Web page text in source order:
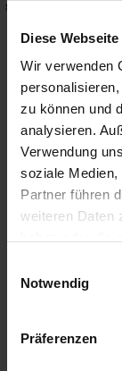
Diese
Wir verwenden
zu können und
analysieren.
Verwendung
soziale Medien,
Partner führen
weiteren Daten
Notwendig
Präferenzen
Stilrichtung
Weitere Produkte
Home Design